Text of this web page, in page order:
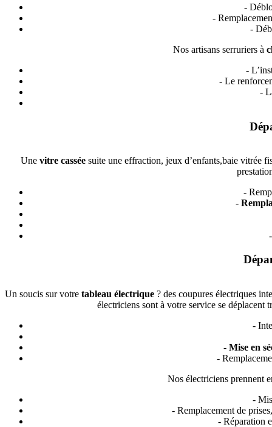
-
-
-
Nos artisans serruriers à
-
- Le
-
Une vitre cassée suite une effraction, jeux d’enfants,baie vitrée
-
-
Un soucis sur votre tableau électrique ? des coupures électriques
électriciens sont à votre service se
-
- Mise en
-
Nos électriciens prennent
-
- Remplacement de
- Réparation